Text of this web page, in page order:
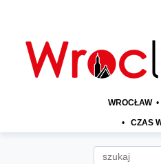
WROCŁAW •
• CZAS